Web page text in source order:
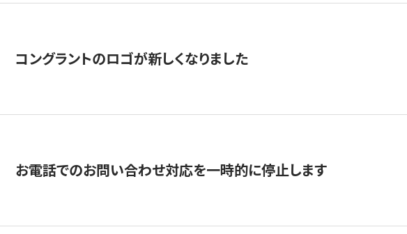
コングラントのロゴが新しくなりました
お電話でのお問い合わせ対応を一時的に停止します